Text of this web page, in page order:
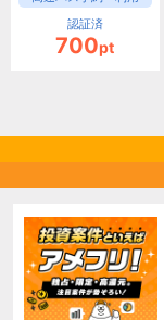
認証済
700pt